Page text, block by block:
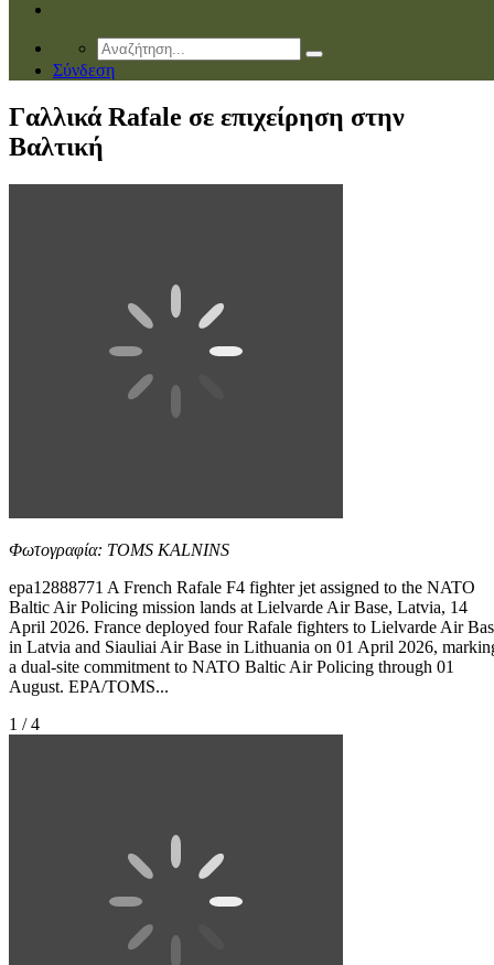
Σύνδεση
Γαλλικά Rafale σε επιχείρηση στην
Βαλτική
Φωτογραφία: TOMS KALNINS
epa12888771 A French Rafale F4 fighter jet assigned to the NATO
Baltic Air Policing mission lands at Lielvarde Air Base, Latvia, 14
April 2026. France deployed four Rafale fighters to Lielvarde Air
in Latvia and Siauliai Air Base in Lithuania on 01 April 2026,
a dual-site commitment to NATO Baltic Air Policing through 01
August. EPA/TOMS...
1 / 4